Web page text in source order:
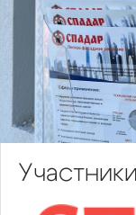
Участники